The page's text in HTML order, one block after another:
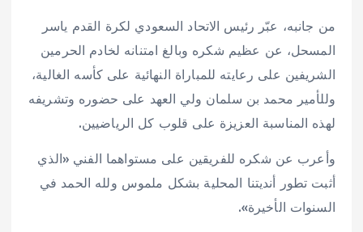
من جانبه، عبّر رئيس الاتحاد السعودي لكرة القدم ياسر
المسحل، عن عظيم شكره وبالغ امتنانه لخادم الحرمين
الشريفين على رعايته للمباراة النهائية على كأسه الغالية،
وللأمير محمد بن سلمان ولي العهد على حضوره وتشريفه
لهذه المناسبة العزيزة على قلوب كل الرياضيين.
وأعرب عن شكره للفريقين على مستواهما الفني «الذي
أثبت تطور أنديتنا المحلية بشكل ملموس ولله الحمد في
السنوات الأخيرة».